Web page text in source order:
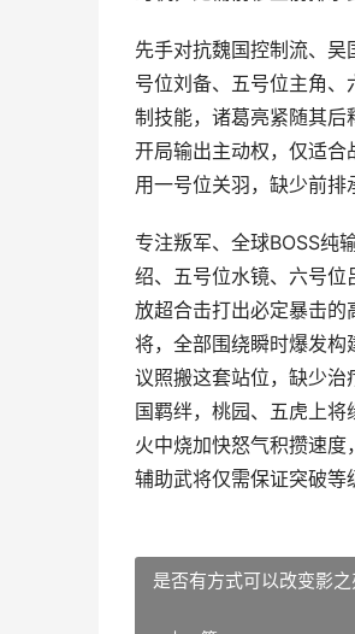
先手对抗魏国控制流、
号位刘备、五号位主角
制技能，诸葛亮紧随其后
开局输出主动权，仅适
用一号位关羽，缺少前排
专注叛军、全球BOSS纯
绍、五号位水镜、六号
放超合击打出必定暴击
将，全部围绕瞬时爆发构
议照搬这套站位，缺少治
国羁绊，桃园、五虎上
火中烧加快怒气积攒速度
辅助武将仅需保证突破等
是否有方式可以改变影